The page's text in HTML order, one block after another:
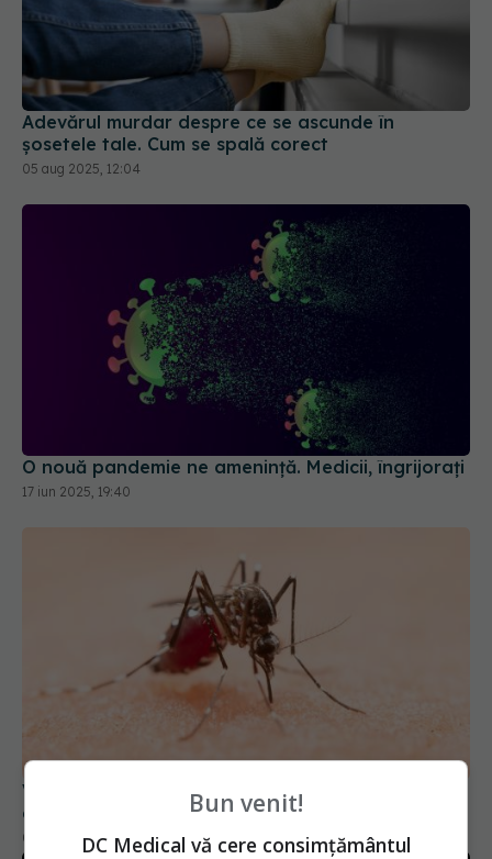
Adevărul murdar despre ce se ascunde în
șosetele tale. Cum se spală corect
05 aug 2025, 12:04
O nouă pandemie ne amenință. Medicii, îngrijorați
17 iun 2025, 19:40
Virusul West Nile, confirmat la o tânără de 22 de
ani. Alte două cazuri suspecte, investigate la Iași
01 aug 2026, 10:54 Bun venit!
DC Medical vă cere consimțământul